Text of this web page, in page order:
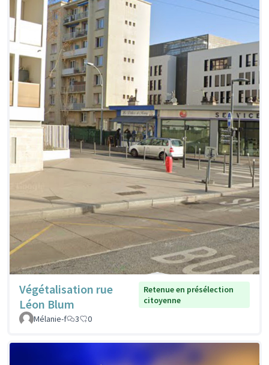
Végétalisation rue
Léon Blum
Retenue en présélection
citoyenne
Mélanie-f
3 0